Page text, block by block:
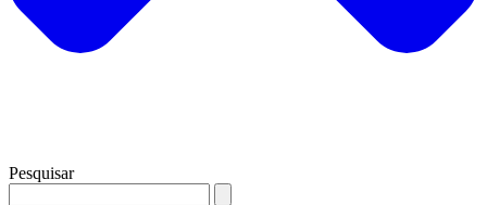
Pesquisar